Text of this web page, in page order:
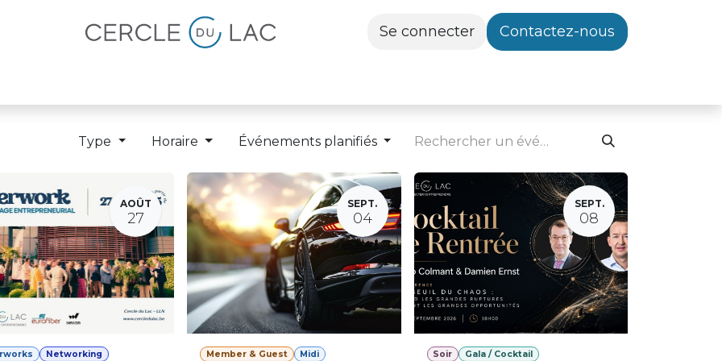
Se connecter Contactez-nous
Type Horaire Événements planifiés
AOÛT
27
Networking
SEPT.
04
Member & Guest
Midi
SEPT.
08
Soir Gala / Cocktail